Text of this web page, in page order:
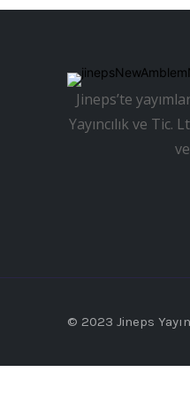
Jineps’te
Yayıncılık ve
© 2023 Jineps